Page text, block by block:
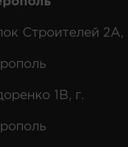
Строителей 2А,
1В, г.